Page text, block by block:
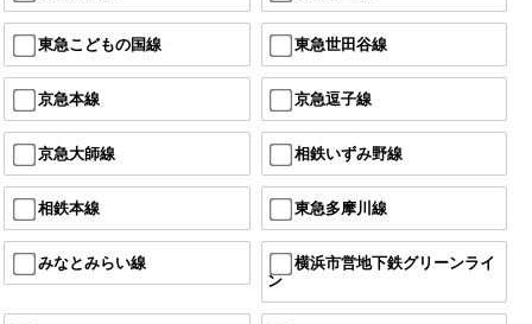
東急こどもの国線 東急世田谷線
京急本線 京急逗子線
京急大師線 相鉄いずみ野線
相鉄本線 東急多摩川線
みなとみらい線
横浜市営地下鉄グリーンライ
ン